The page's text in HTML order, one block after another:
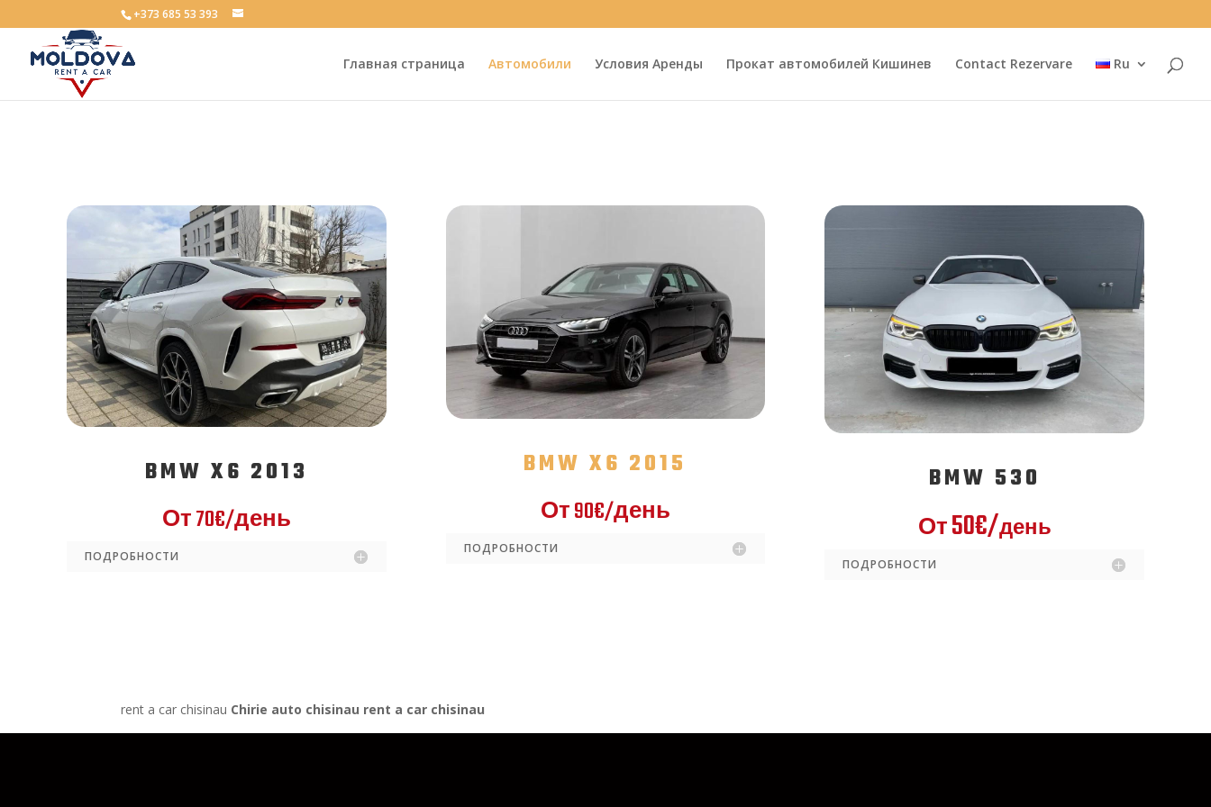
+373 685 53 393
Главная страница Автомобили Условия Аренды Прокат автомобилей Кишинев Contact Rezervare Ru
BMW X6 2013
От70€/день
ПОДРОБНОСТИ
BMW X6 2015
От90€/день
ПОДРОБНОСТИ
BMW 530
От50€/день
ПОДРОБНОСТИ
rent a car chisinau Chirie auto chisinau rent a car chisinau